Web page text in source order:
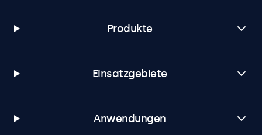
Produkte
Einsatzgebiete
Anwendungen